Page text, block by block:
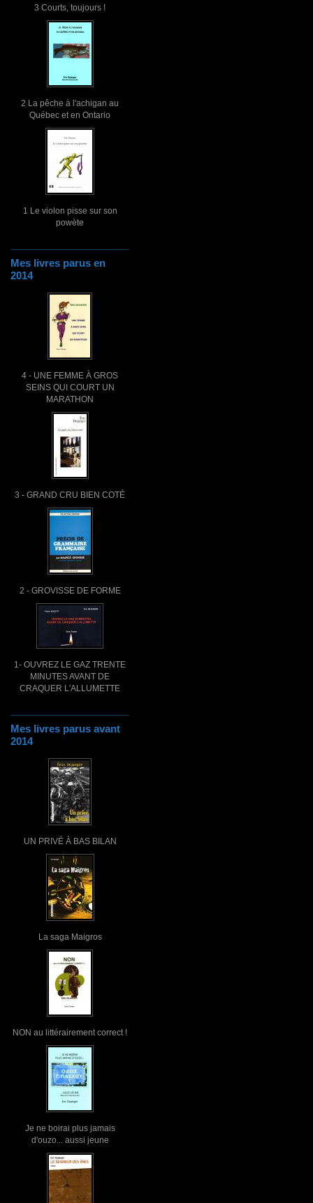
3 Courts, toujours !
2 La pêche à l'achigan au
Québec et en Ontario
1 Le violon pisse sur son
powète
Mes livres parus en
2014
4 - UNE FEMME À GROS
SEINS QUI COURT UN
MARATHON
3 - GRAND CRU BIEN COTÉ
2 - GROVISSE DE FORME
1- OUVREZ LE GAZ TRENTE
MINUTES AVANT DE
CRAQUER L'ALLUMETTE
Mes livres parus avant
2014
UN PRIVÉ À BAS BILAN
La saga Maigros
NON au littérairement correct !
Je ne boirai plus jamais
d'ouzo... aussi jeune